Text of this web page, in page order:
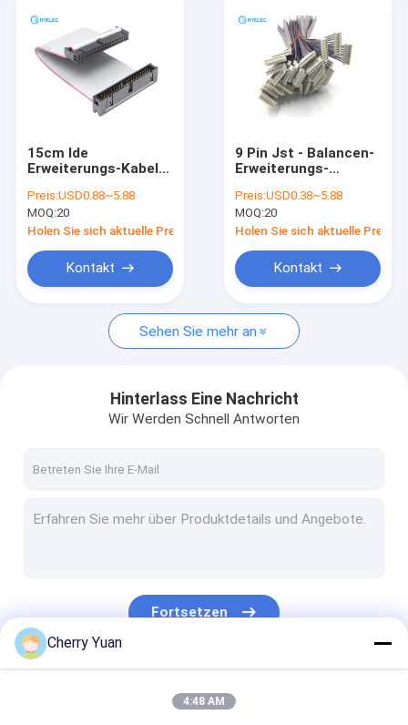
Antenne
15cm Ide
Erweiterungs-Kabel-
Band-Schnur Pin Ide
für Pata Hdd
Preis:USD0.88~5.88
MOQ:20
Holen Sie sich aktuelle Preis
Kontakt
9 Pin Jst - Balancen-
Erweiterungs-
graues Kabel pH
2.0mm flaches Lipo
zu konserviert
Preis:USD0.38~5.88
MOQ:20
Holen Sie sich aktuelle Preis
Kontakt
Sehen Sie mehr an
Hinterlass Eine Nachricht
Wir Werden Schnell Antworten
Fortsetzen
Cherry Yuan
4:48 AM